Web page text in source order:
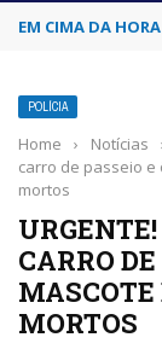
EM CIMA DA HORA
POLÍCIA
Home › Notícias
carro de passeio
mortos
CARRO
MORTOS